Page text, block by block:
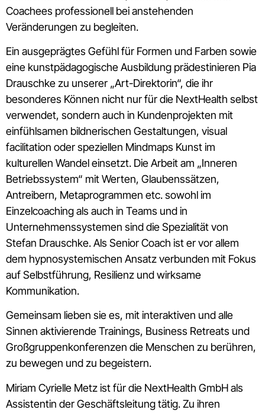
Coachees professionell bei anstehenden
Veränderungen zu begleiten.
Ein ausgeprägtes Gefühl für Formen und Farben sowie
eine kunstpädagogische Ausbildung prädestinieren Pia
Drauschke zu unserer „Art-Direktorin“, die ihr
besonderes Können nicht nur für die NextHealth selbst
verwendet, sondern auch in Kundenprojekten mit
einfühlsamen bildnerischen Gestaltungen, visual
facilitation oder speziellen Mindmaps Kunst im
kulturellen Wandel einsetzt. Die Arbeit am „Inneren
Betriebssystem“ mit Werten, Glaubenssätzen,
Antreibern, Metaprogrammen etc. sowohl im
Einzelcoaching als auch in Teams und in
Unternehmenssystemen sind die Spezialität von
Stefan Drauschke. Als Senior Coach ist er vor allem
dem hypnosystemischen Ansatz verbunden mit Fokus
auf Selbstführung, Resilienz und wirksame
Kommunikation.
Gemeinsam lieben sie es, mit interaktiven und alle
Sinnen aktivierende Trainings, Business Retreats und
Großgruppenkonferenzen die Menschen zu berühren,
zu bewegen und zu begeistern.
Miriam Cyrielle Metz ist für die NextHealth GmbH als
Assistentin der Geschäftsleitung tätig. Zu ihren